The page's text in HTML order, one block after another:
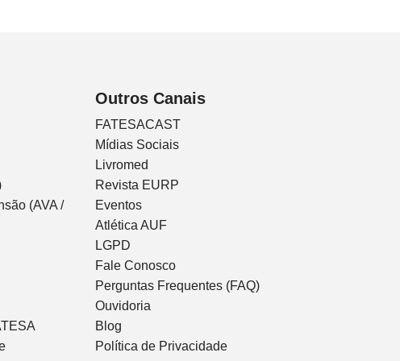
(AVA /
Outros Canais
FATESACAST
Mídias Sociais
Livromed
Revista EURP
Eventos
Atlética AUF
LGPD
Fale Conosco
Perguntas Frequentes (FAQ)
Ouvidoria
Blog
Política de Privacidade